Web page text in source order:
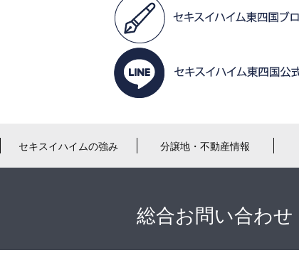
セキスイハイムの強み 分譲地・不動産情報
総合お問い合わせ